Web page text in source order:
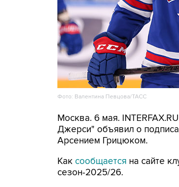
Фото: Валентина Певцова/ТАСС
Москва. 6 мая.
Джерси" объявил о
Арсением Грицюком.
Как сообщается на сайте
сезон-2025/26.